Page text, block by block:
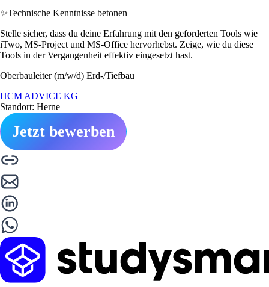
✨Technische Kenntnisse betonen
Stelle sicher, dass du deine Erfahrung mit den geforderten Tools wie
iTwo, MS-Project und MS-Office hervorhebst. Zeige, wie du diese
Tools in der Vergangenheit effektiv eingesetzt hast.
Oberbauleiter (m/w/d) Erd-/Tiefbau
HCM ADVICE KG
Standort: Herne
Jetzt bewerben